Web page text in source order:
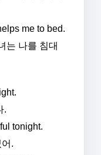
me to bed.
는 나를 침대
.
tonight.
.